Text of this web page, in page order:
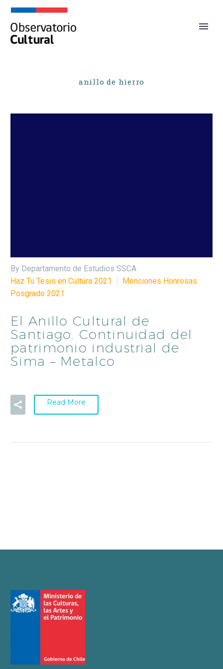
anillo de hierro
By Departamento de Estudios SSCA
Haz Tu Tesis en Cultura 2021
Menciones Honrosas
Posgrado 2021
El Anillo Cultural de
Santiago. Continuidad del
patrimonio industrial de
Sima – Metalco
Read More